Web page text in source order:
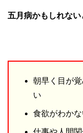
五月病かもしれな
朝早く目が
い
食欲がわか